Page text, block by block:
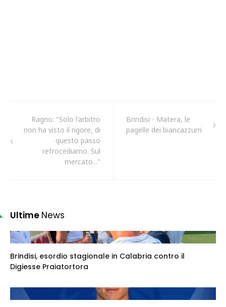
Ragno: "Solo l'arbitro
non ha visto il rigore, di
questo passo
retrocediamo. Sul
mercato..."
Brindisi - Matera, le
pagelle dei biancazzurri
Ultime News
Brindisi, esordio stagionale in Calabria contro il
Digiesse Praiatortora